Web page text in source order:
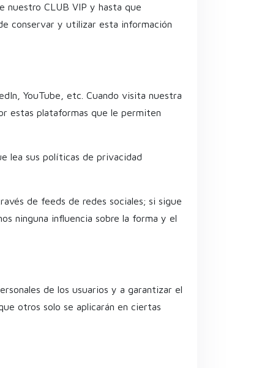
nuestro CLUB VIP y hasta que
conservar y utilizar esta información
YouTube, etc. Cuando visita nuestra
estas plataformas que le permiten
lea sus políticas de privacidad
de feeds de redes sociales; si sigue
ninguna influencia sobre la forma y el
de los usuarios y a garantizar el
otros solo se aplicarán en ciertas